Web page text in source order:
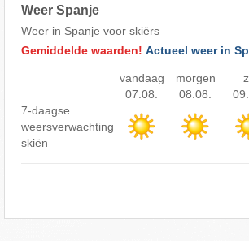
Weer Spanje
Weer in Spanje voor skiërs
Gemiddelde waarden! Actueel weer in
vandaag
07.08.
morgen
08.08.
7-daagse
weersverwachting
skiën